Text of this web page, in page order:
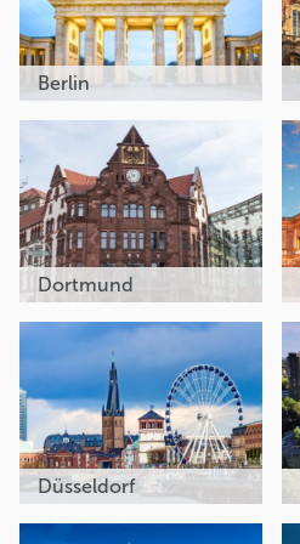
Berlin
Dortmund
Düsseldorf